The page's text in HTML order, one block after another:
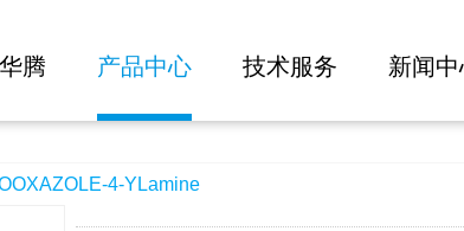
腾 产品中心 技术服务 新闻
4-YLamine